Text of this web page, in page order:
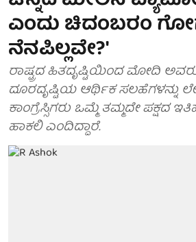
ಎಂದು ಚಿದಂಬರಂ
ನೆನಪಿಲ್ಲವೇ?'
ರಾಷ್ಟ್ರದ ಹಿತದೃಷ್ಟಿಯಿಂದ ಮೋದಿ
ದೂರದೃಷ್ಟಿಯ ಆರ್ಥಿಕ ಸಲಹೆಗಳನ್ನು
ಕಾಂಗ್ರೆಸ್ಸಿಗರು ಒಮ್ಮೆ ತಮ್ಮದೇ ಪಕ್ಷದ
ಹಾಕಲಿ ಎಂದಿದ್ದಾರೆ.